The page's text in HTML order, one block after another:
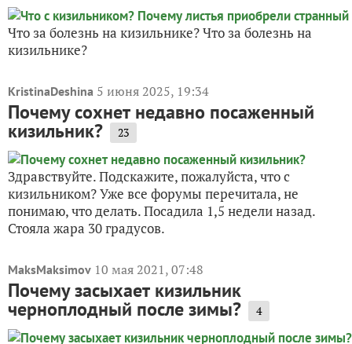
Что за болезнь на кизильнике? Что за болезнь на
кизильнике?
KristinaDeshina 5 июня 2025, 19:34
Почему сохнет недавно посаженный
кизильник? 23
Здравствуйте. Подскажите, пожалуйста, что с
кизильником? Уже все форумы перечитала, не
понимаю, что делать. Посадила 1,5 недели назад.
Стояла жара 30 градусов.
MaksMaksimov 10 мая 2021, 07:48
Почему засыхает кизильник
черноплодный после зимы? 4